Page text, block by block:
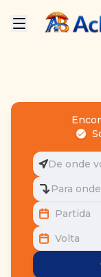
De onde
Para
Partida
Volta